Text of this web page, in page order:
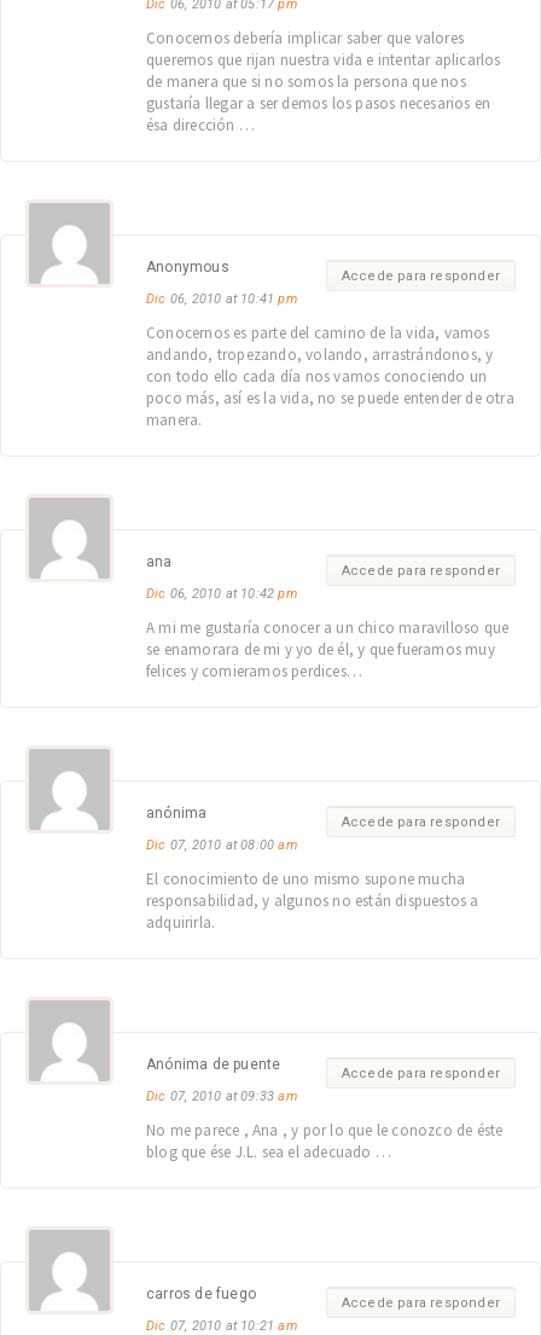
Dic 06, 2010 at 05:17pm
Conocernos debería implicar saber que valores
queremos que rijan nuestra vida e intentar aplicarlos
de manera que si no somos la persona que nos
gustaría llegar a ser demos los pasos necesarios en
ésa dirección …
Accede para responder
Anonymous
Dic 06, 2010 at 10:41pm
Conocernos es parte del camino de la vida, vamos
andando, tropezando, volando, arrastrándonos, y
con todo ello cada día nos vamos conociendo un
poco más, así es la vida, no se puede entender de otra
manera.
Accede para responder
ana
Dic 06, 2010 at 10:42pm
A mi me gustaría conocer a un chico maravilloso que
se enamorara de mi y yo de él, y que fueramos muy
felices y comieramos perdices…
Accede para responder
anónima
Dic 07, 2010 at 08:00am
El conocimiento de uno mismo supone mucha
responsabilidad, y algunos no están dispuestos a
adquirirla.
Accede para responder
Anónima de puente
Dic 07, 2010 at 09:33am
No me parece , Ana , y por lo que le conozco de éste
blog que ése J.L. sea el adecuado …
Accede para responder
carros de fuego
Dic 07, 2010 at 10:21am